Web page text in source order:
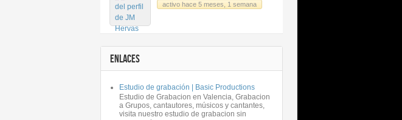
activo hace 5 meses, 1 semana
ENLACES
Estudio de grabación | Basic Productions
Estudio de Grabacion en Valencia, Grabacion
a Grupos, cantautores, músicos y cantantes,
visita nuestro estudio de grabacion sin